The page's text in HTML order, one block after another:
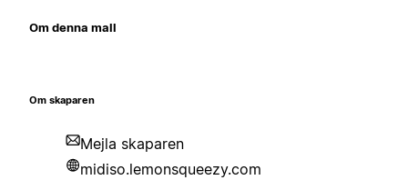
Om denna mall
Om skaparen
Mejla skaparen
midiso.lemonsqueezy.com